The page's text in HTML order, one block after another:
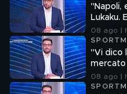
"Napoli,
Lukaku.
attacco"
08 ago |
"Vi dico
mercato
08 ago |